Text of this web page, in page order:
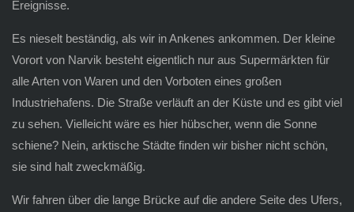
Ereignisse.
Es nieselt beständig, als wir in Ankenes ankommen. Der kleine
Vorort von Narvik besteht eigentlich nur aus Supermärkten für
alle Arten von Waren und den Vorboten eines großen
Industriehafens. Die Straße verläuft an der Küste und es gibt viel
zu sehen. Vielleicht wäre es hier hübscher, wenn die Sonne
schiene? Nein, arktische Städte finden wir bisher nicht schön,
sie sind halt zweckmäßig.
Wir fahren über die lange Brücke auf die andere Seite des Ufers,